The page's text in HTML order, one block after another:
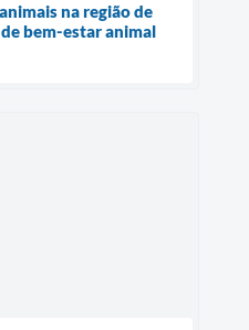
na região de
bem-estar animal